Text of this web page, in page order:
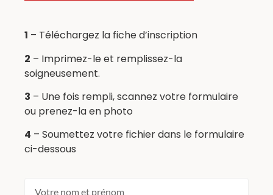
1 – Téléchargez la fiche d’inscription
2 – Imprimez-le et remplissez-la
soigneusement.
3 – Une fois rempli, scannez votre formulaire
ou prenez-la en photo
4 – Soumettez votre fichier dans le formulaire
ci-dessous